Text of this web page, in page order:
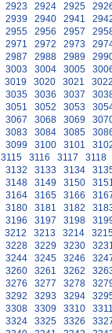
2923 2924 2925
2939 2940 2941
2955 2956 2957
2971 2972 2973
2987 2988 2989
3003 3004 3005
3019 3020 3021
3035 3036 3037
3051 3052 3053
3067 3068 3069
3083 3084 3085
3099 3100 3101
3115 3116 3117
3118
3132 3133 3134
3148 3149 3150
3164 3165 3166
3180 3181 3182
3196 3197 3198
3212 3213 3214
3228 3229 3230
3244 3245 3246
3260 3261 3262
3276 3277 3278
3292 3293 3294
3308 3309 3310
3324 3325 3326